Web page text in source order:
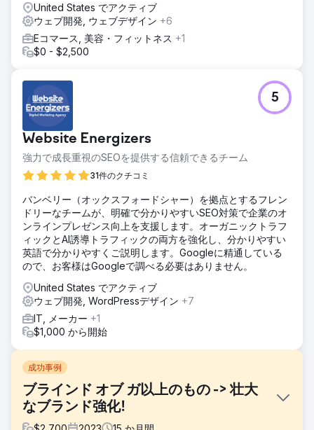
United States でアクティブ
ウェブ開発, ウェブデザイン +6
Eコマース, 美容・フィットネス +1
$0 - $2,500
Website Energizers
強力で成長重視のSEOを提供する信頼できるチーム
31件のクチコミ
5
バンベリー（オックスフォードシャー）を拠点とするフレン
ドリーなチームが、明確で分かりやすいSEO対策で企業のオ
ンラインプレゼンス向上を支援します。オーガニックトラフ
ィックとAI誘導トラフィックの両方を強化し、分かりやすい
英語で分かりやすくご説明します。Googleに精通している
ので、お客様はGoogleで調べる必要はありません。
United States でアクティブ
ウェブ開発, WordPressデザイン +7
IT, メーカー +1
$1,000 から開始
成功事例
ブラインド オブ ガ以上のもの -> 壮大
なブランド強化!